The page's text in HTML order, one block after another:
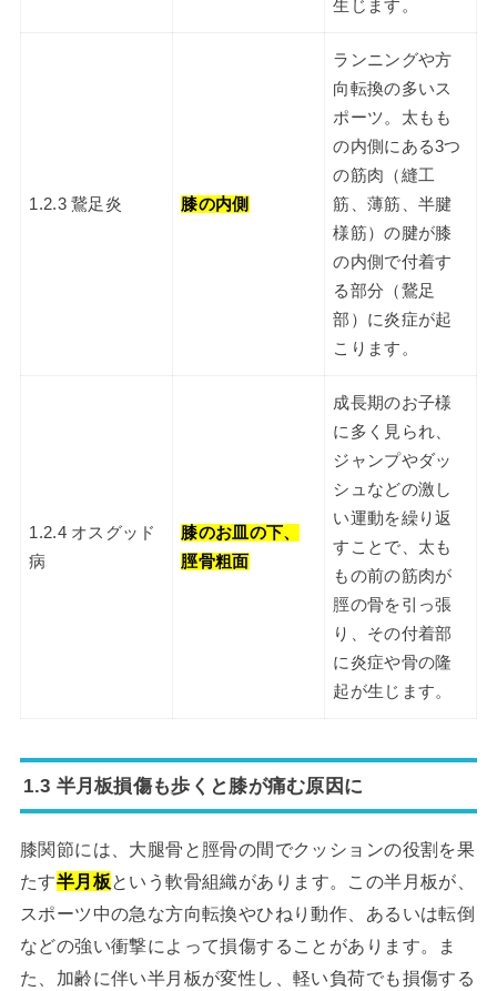
生じます。
1.2.3 鵞足炎 膝の内側
ランニングや方
向転換の多いス
ポーツ。太もも
の内側にある3つ
の筋肉（縫工
筋、薄筋、半腱
様筋）の腱が膝
の内側で付着す
る部分（鵞足
部）に炎症が起
こります。
1.2.4 オスグッド
病
膝のお皿の下、
脛骨粗面
成長期のお子様
に多く見られ、
ジャンプやダッ
シュなどの激し
い運動を繰り返
すことで、太も
もの前の筋肉が
脛の骨を引っ張
り、その付着部
に炎症や骨の隆
起が生じます。
1.3 半月板損傷も歩くと膝が痛む原因に
膝関節には、大腿骨と脛骨の間でクッションの役割を果
たす半月板という軟骨組織があります。この半月板が、
スポーツ中の急な方向転換やひねり動作、あるいは転倒
などの強い衝撃によって損傷することがあります。ま
た、加齢に伴い半月板が変性し、軽い負荷でも損傷する